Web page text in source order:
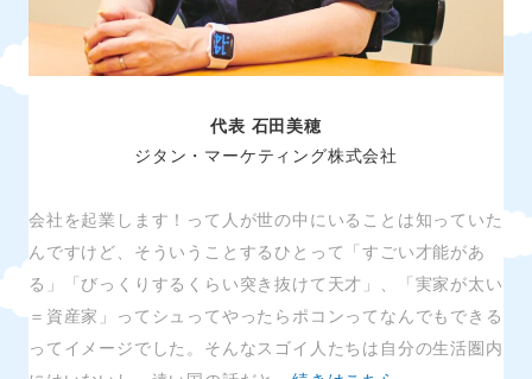
代表 石田美穂
ジタン・マーケティング株式会社
会社を起業します！って人が世の中にいることは知っていた
んですけど、そういうことするひとって「すごい才能があ
る」「びっくりするくらい突き抜けて天才」、「実家が太い
＝資産家」ってシュってやったらポコンってなんでもできる
ってイメージでした。そんなスゴイ人たちは自分の生活圏内